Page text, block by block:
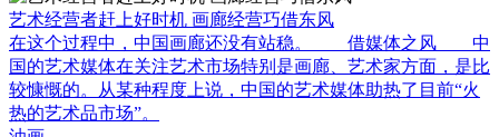
艺术经营者赶上好时机 画廊经营巧借东风
在这个过程中，中国画廊还没有站稳。 借媒体之风 中
国的艺术媒体在关注艺术市场特别是画廊、艺术家方面，是比
较慷慨的。从某种程度上说，中国的艺术媒体助热了目前“火
热的艺术品市场”。